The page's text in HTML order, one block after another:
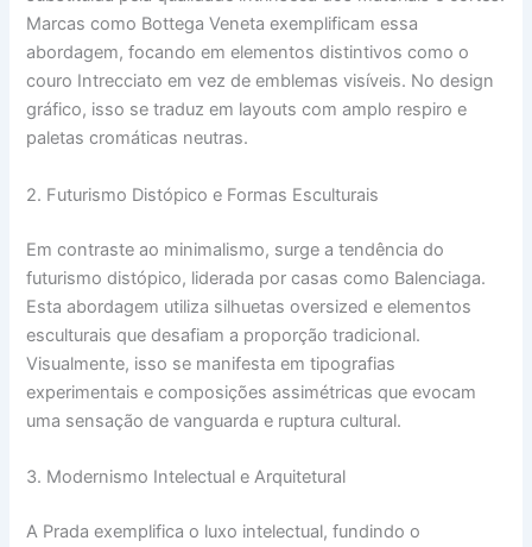
Marcas como Bottega Veneta exemplificam essa
abordagem, focando em elementos distintivos como o
couro Intrecciato em vez de emblemas visíveis. No design
gráfico, isso se traduz em layouts com amplo respiro e
paletas cromáticas neutras.
2. Futurismo Distópico e Formas Esculturais
Em contraste ao minimalismo, surge a tendência do
futurismo distópico, liderada por casas como Balenciaga.
Esta abordagem utiliza silhuetas oversized e elementos
esculturais que desafiam a proporção tradicional.
Visualmente, isso se manifesta em tipografias
experimentais e composições assimétricas que evocam
uma sensação de vanguarda e ruptura cultural.
3. Modernismo Intelectual e Arquitetural
A Prada exemplifica o luxo intelectual, fundindo o